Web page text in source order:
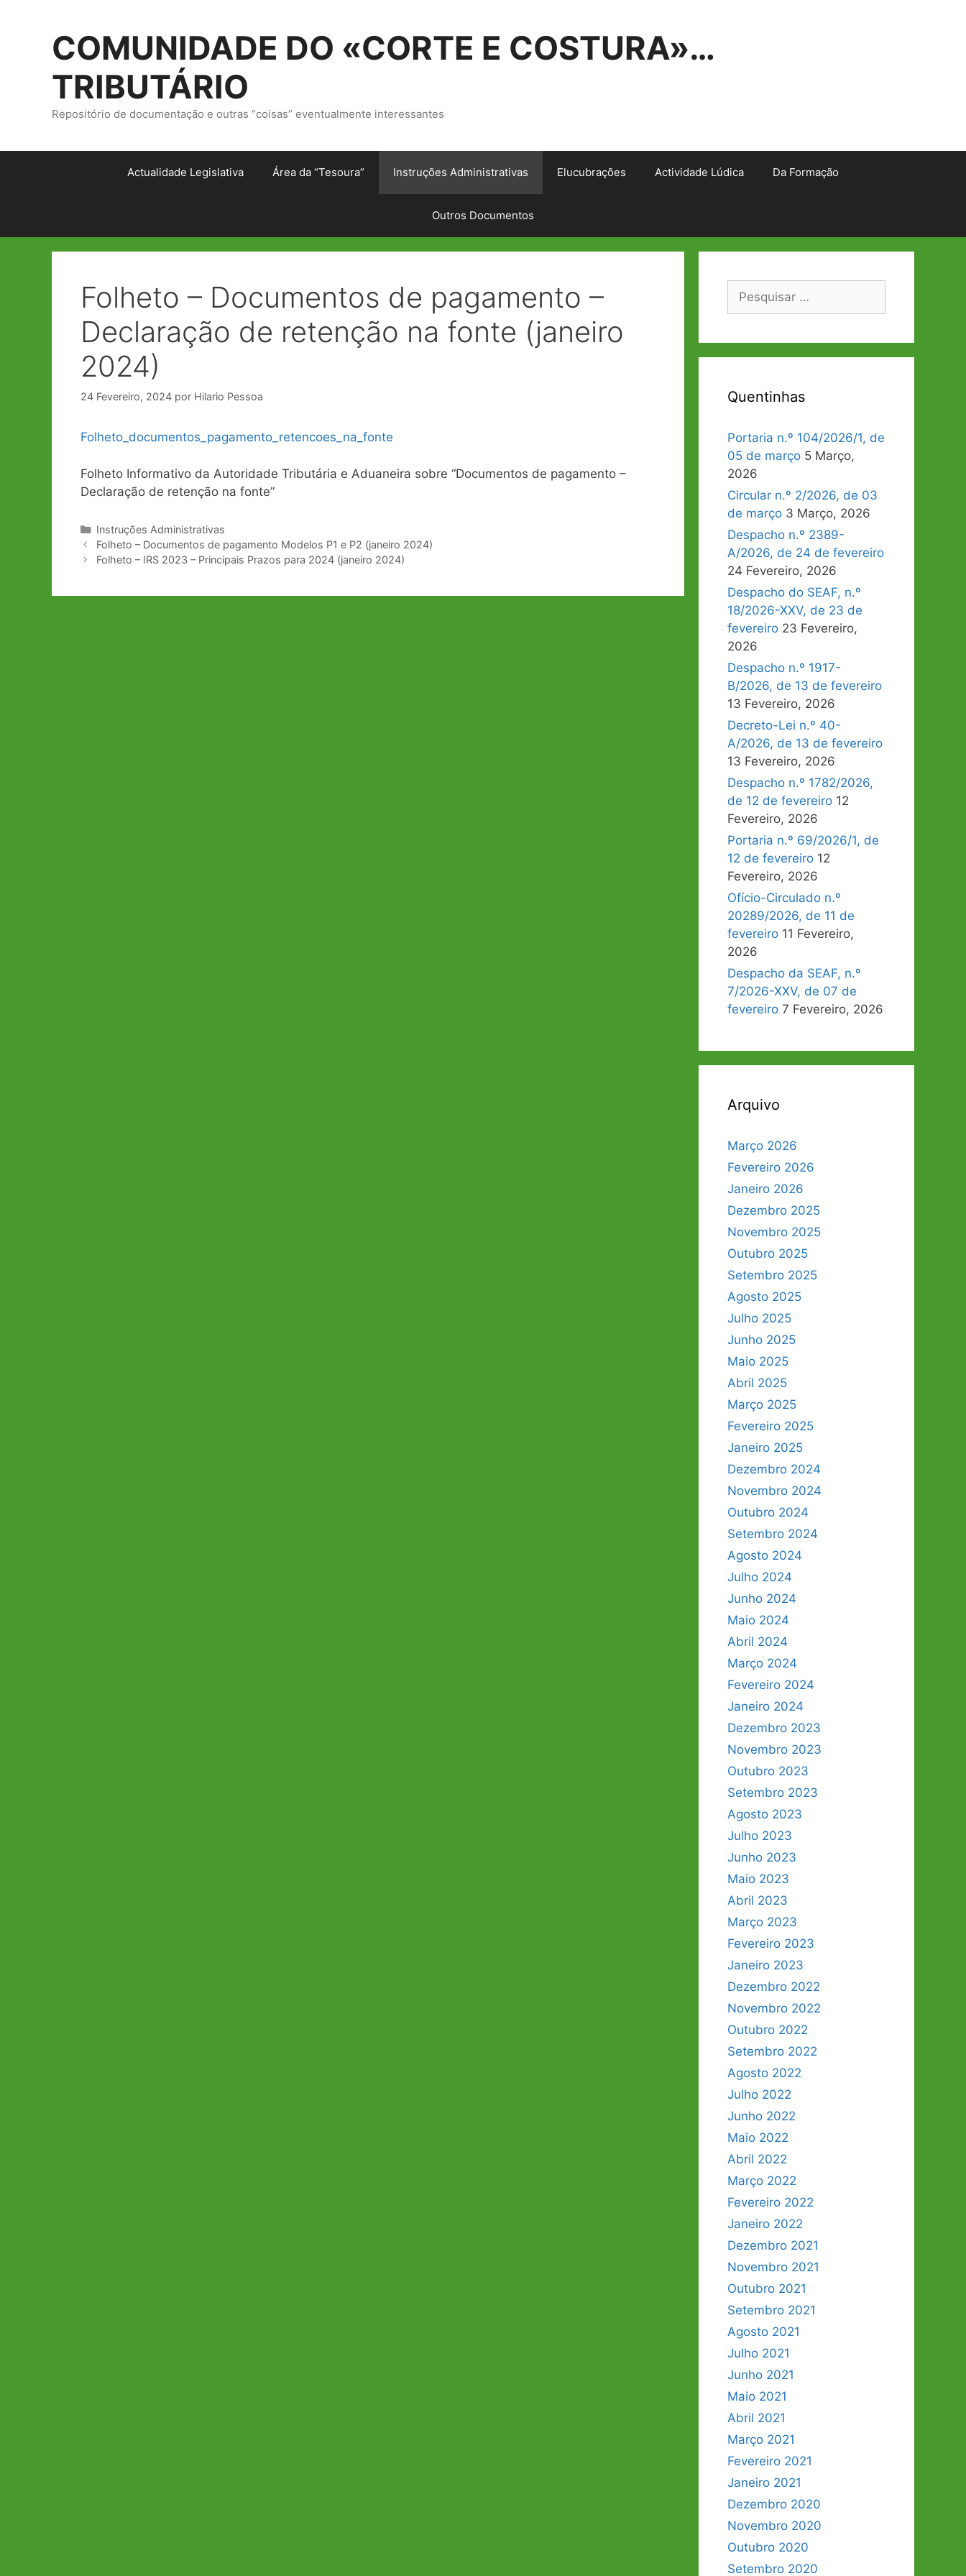
COMUNIDADE DO «CORTE E COSTURA»…
TRIBUTÁRIO
Repositório de documentação e outras “coisas” eventualmente interessantes
Actualidade Legislativa Área da “Tesoura” Instruções Administrativas Elucubrações Actividade Lúdica Da Formação
Outros Documentos
Folheto – Documentos de pagamento –
Declaração de retenção na fonte (janeiro
2024)
24 Fevereiro, 2024 por Hilario Pessoa
Folheto_documentos_pagamento_retencoes_na_fonte
Folheto Informativo da Autoridade Tributária e Aduaneira sobre “Documentos de pagamento –
Declaração de retenção na fonte”
Categorias
Instruções Administrativas
Navegação
de
Folheto – Documentos de pagamento Modelos P1 e P2 (janeiro 2024)
Folheto – IRS 2023 – Principais Prazos para 2024 (janeiro 2024)
Pesquisar
Quentinhas
Portaria n.º 104/2026/1, de
05 de março 5 Março,
2026
Circular n.º 2/2026, de 03
de março 3 Março, 2026
Despacho n.º 2389-
A/2026, de 24 de fevereiro
24 Fevereiro, 2026
Despacho do SEAF, n.º
18/2026-XXV, de 23 de
fevereiro 23 Fevereiro,
2026
Despacho n.º 1917-
B/2026, de 13 de fevereiro
13 Fevereiro, 2026
Decreto-Lei n.º 40-
A/2026, de 13 de fevereiro
13 Fevereiro, 2026
Despacho n.º 1782/2026,
de 12 de fevereiro 12
Fevereiro, 2026
Portaria n.º 69/2026/1, de
12 de fevereiro 12
Fevereiro, 2026
Ofício-Circulado n.º
20289/2026, de 11 de
fevereiro 11 Fevereiro,
2026
Despacho da SEAF, n.º
7/2026-XXV, de 07 de
fevereiro 7 Fevereiro, 2026
Arquivo
Março 2026
Fevereiro 2026
Janeiro 2026
Dezembro 2025
Novembro 2025
Outubro 2025
Setembro 2025
Agosto 2025
Julho 2025
Junho 2025
Maio 2025
Abril 2025
Março 2025
Fevereiro 2025
Janeiro 2025
Dezembro 2024
Novembro 2024
Outubro 2024
Setembro 2024
Agosto 2024
Julho 2024
Junho 2024
Maio 2024
Abril 2024
Março 2024
Fevereiro 2024
Janeiro 2024
Dezembro 2023
Novembro 2023
Outubro 2023
Setembro 2023
Agosto 2023
Julho 2023
Junho 2023
Maio 2023
Abril 2023
Março 2023
Fevereiro 2023
Janeiro 2023
Dezembro 2022
Novembro 2022
Outubro 2022
Setembro 2022
Agosto 2022
Julho 2022
Junho 2022
Maio 2022
Abril 2022
Março 2022
Fevereiro 2022
Janeiro 2022
Dezembro 2021
Novembro 2021
Outubro 2021
Setembro 2021
Agosto 2021
Julho 2021
Junho 2021
Maio 2021
Abril 2021
Março 2021
Fevereiro 2021
Janeiro 2021
Dezembro 2020
Novembro 2020
Outubro 2020
Setembro 2020